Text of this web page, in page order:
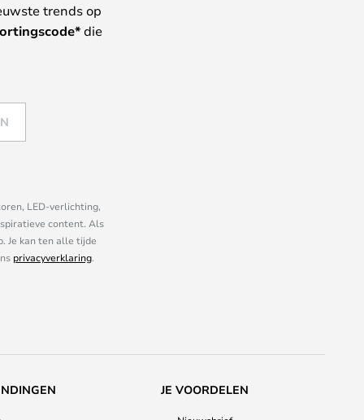
trends op
die
LED-verlichting,
content. Als
Je kan ten alle tijde
privacyverklaring.
JE VOORDELEN